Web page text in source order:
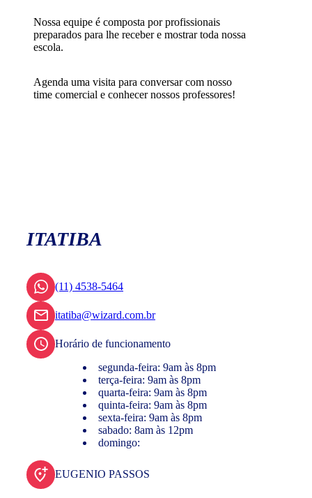
Nossa equipe é composta por profissionais
preparados para lhe receber e mostrar toda nossa
escola.
Agenda uma visita para conversar com nosso
time comercial e conhecer nossos professores!
ITATIBA
(11) 4538-5464
itatiba@wizard.com.br
Horário de funcionamento
segunda-feira: 9am às 8pm
terça-feira: 9am às 8pm
quarta-feira: 9am às 8pm
quinta-feira: 9am às 8pm
sexta-feira: 9am às 8pm
sabado: 8am às 12pm
domingo:
EUGENIO PASSOS